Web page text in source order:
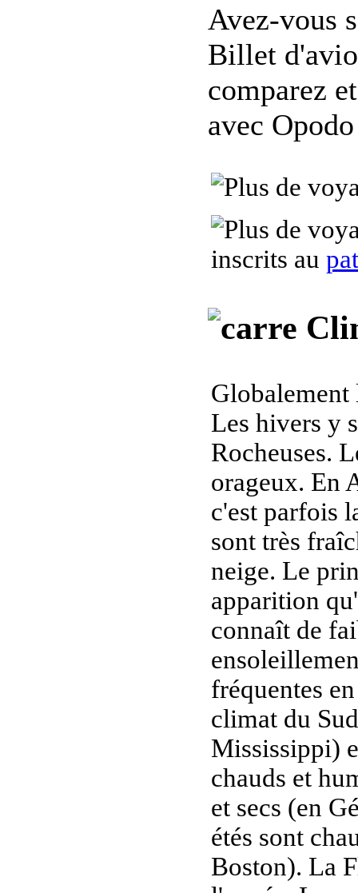
Avez-vous
Billet
comparez
avec Opodo
inscrits au
Globalement
Les hivers y
Rocheuses.
orageux. En
c'est parfois
sont très
neige. Le
apparition
connaît de
fréquentes
climat du
Mississippi)
chauds et
et secs (en
étés sont
Boston). La